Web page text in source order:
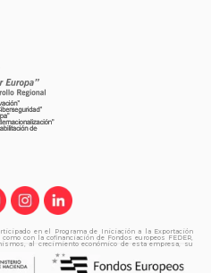
en el Programa de Iniciación a la Exportación
con la cofinanciación de Fondos europeos FEDER,
al crecimiento económico de esta empresa, su